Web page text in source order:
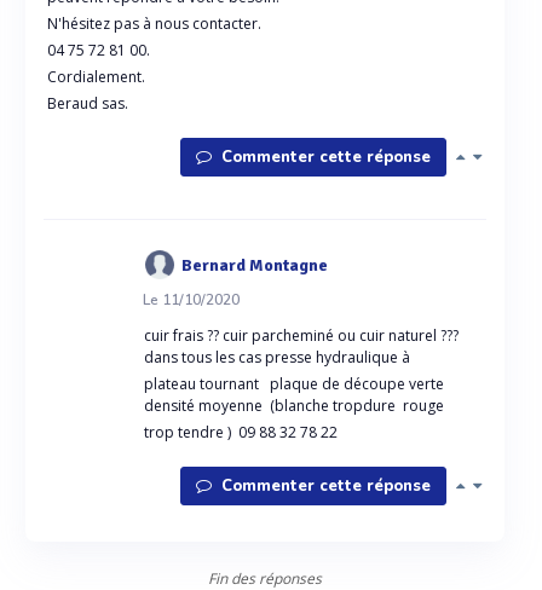
N'hésitez pas à nous contacter.
04 75 72 81 00.
Cordialement.
Beraud sas.
Commenter cette réponse
Bernard Montagne
Le 11/10/2020
cuir frais ?? cuir parcheminé ou cuir naturel ???
dans tous les cas presse hydraulique à
plateau tournant plaque de découpe verte
densité moyenne (blanche tropdure rouge
trop tendre ) 09 88 32 78 22
Commenter cette réponse
Fin des réponses